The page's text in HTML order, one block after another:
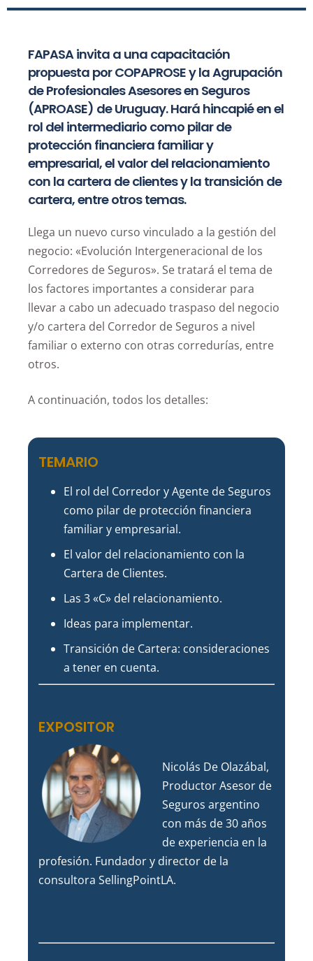
FAPASA invita a una capacitación
propuesta por COPAPROSE y la Agrupación
de Profesionales Asesores en Seguros
(APROASE) de Uruguay. Hará hincapié en el
rol del intermediario como pilar de
protección financiera familiar y
empresarial, el valor del relacionamiento
con la cartera de clientes y la transición de
cartera, entre otros temas.
Llega un nuevo curso vinculado a la gestión del
negocio: «Evolución Intergeneracional de los
Corredores de Seguros». Se tratará el tema de
los factores importantes a considerar para
llevar a cabo un adecuado traspaso del negocio
y/o cartera del Corredor de Seguros a nivel
familiar o externo con otras corredurías, entre
otros.
A continuación, todos los detalles:
TEMARIO
El rol del Corredor y Agente de Seguros
como pilar de protección financiera
familiar y empresarial.
El valor del relacionamiento con la
Cartera de Clientes.
Las 3 «C» del relacionamiento.
Ideas para implementar.
Transición de Cartera: consideraciones
a tener en cuenta.
EXPOSITOR
Nicolás De Olazábal,
Productor Asesor de
Seguros argentino
con más de 30 años
de experiencia en la
profesión. Fundador y director de la
consultora SellingPointLA.